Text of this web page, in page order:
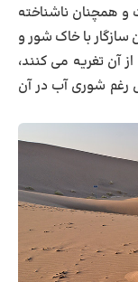
همچنان ناشناخته
با خاک شور و
آن تغریه می کنند،
رغم شوری آب در آن